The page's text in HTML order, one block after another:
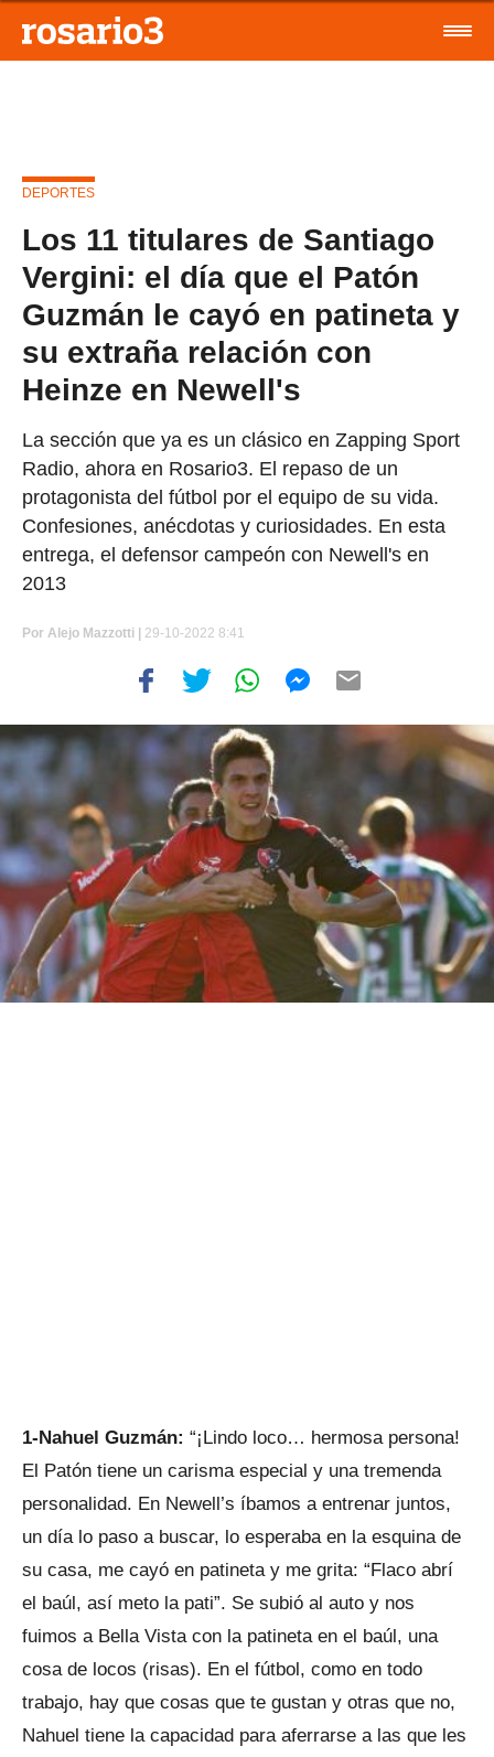
DEPORTES
Los 11 titulares de Santiago
Vergini: el día que el Patón
Guzmán le cayó en patineta y
su extraña relación con
Heinze en Newell's
La sección que ya es un clásico en Zapping Sport
Radio, ahora en Rosario3. El repaso de un
protagonista del fútbol por el equipo de su vida.
Confesiones, anécdotas y curiosidades. En esta
entrega, el defensor campeón con Newell's en
2013
Por Alejo Mazzotti | 29-10-2022 8:41
1-Nahuel Guzmán: “¡Lindo loco… hermosa persona!
El Patón tiene un carisma especial y una tremenda
personalidad. En Newell’s íbamos a entrenar juntos,
un día lo paso a buscar, lo esperaba en la esquina de
su casa, me cayó en patineta y me grita: “Flaco abrí
el baúl, así meto la pati”. Se subió al auto y nos
fuimos a Bella Vista con la patineta en el baúl, una
cosa de locos (risas). En el fútbol, como en todo
trabajo, hay que cosas que te gustan y otras que no,
Nahuel tiene la capacidad para aferrarse a las que les